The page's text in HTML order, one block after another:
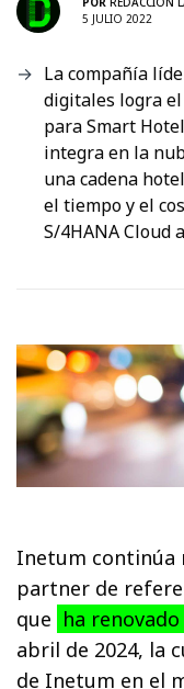
5 JULIO 2022
La compañía
digitales logra el
para Smart
integra en la
una cadena
el tiempo y el
S/4HANA Cloud
Inetum continúa
partner de
que ha
abril de 2024, la
de Inetum en el